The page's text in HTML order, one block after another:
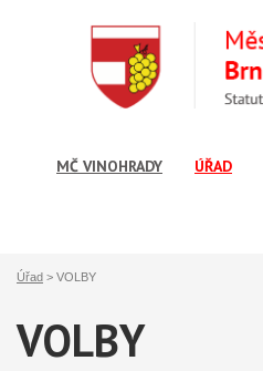
MČ VINOHRADY ÚŘAD
Úřad > VOLBY
VOLBY